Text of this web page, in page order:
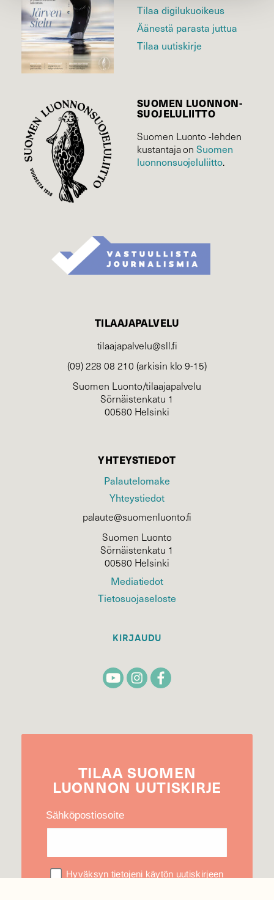
Tilaa digilukuoikeus
Äänestä parasta juttua
Tilaa uutiskirje
SUOMEN LUONNON­
SUOJELU­LIITTO
Suomen Luonto -lehden
kustantaja onSuomen
luonnonsuojelu­liitto.
TILAAJAPALVELU
tilaajapalvelu@sll.fi
(09) 228 08 210 (arkisin klo 9-15)
Suomen Luonto/tilaajapalvelu
Sörnäistenkatu 1
00580 Helsinki
YHTEYSTIEDOT
Palautelomake
Yhteystiedot
palaute@suomenluonto.fi
Suomen Luonto
Sörnäistenkatu 1
00580 Helsinki
Mediatiedot
Tietosuojaseloste
KIRJAUDU
TILAA SUOMEN
LUONNON UUTIS­KIRJE
Sähköpostiosoite
Hyväksyn tietojeni käytön uutiskirjeen